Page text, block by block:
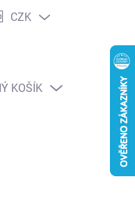
CZK
KOŠÍK